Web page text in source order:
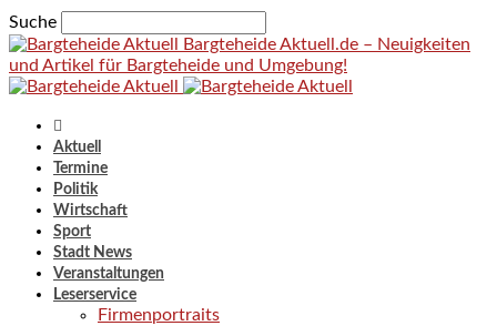
Suche
Bargteheide Aktuell.de – Neuigkeiten
und Artikel für Bargteheide und Umgebung!
Aktuell
Termine
Politik
Wirtschaft
Sport
Stadt News
Veranstaltungen
Leserservice
Firmenportraits